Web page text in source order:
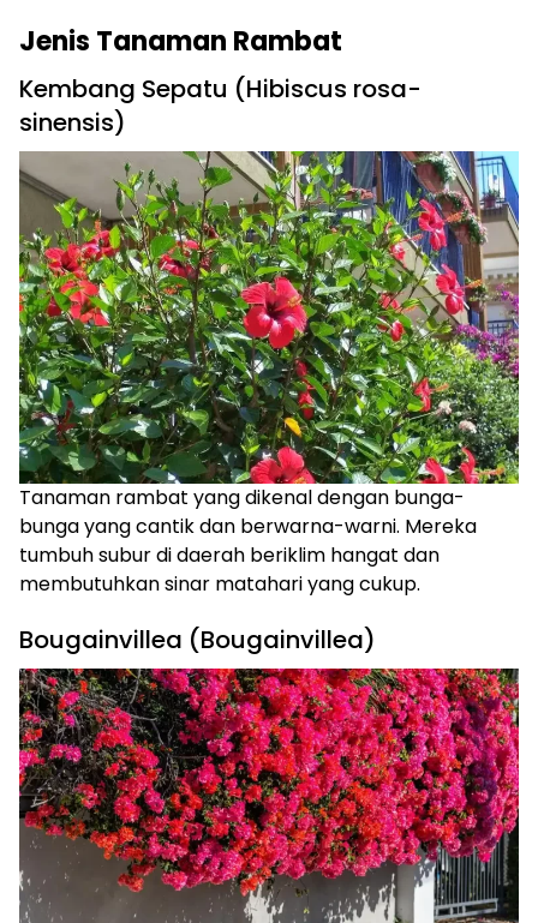
Jenis Tanaman Rambat
Kembang Sepatu (Hibiscus rosa-
sinensis)
Tanaman rambat yang dikenal dengan bunga-
bunga yang cantik dan berwarna-warni. Mereka
tumbuh subur di daerah beriklim hangat dan
membutuhkan sinar matahari yang cukup.
Bougainvillea (Bougainvillea)